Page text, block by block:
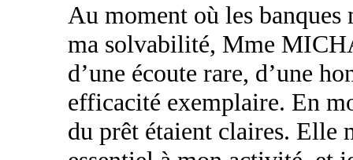
Au moment où les
ma solvabilité, Mme
d’une écoute rare, d’une
efficacité exemplaire. En
du prêt étaient claires. Elle